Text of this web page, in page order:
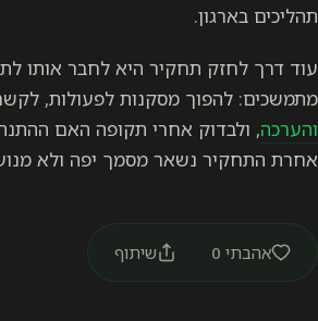
תהליכים בארגון.
עוד דרך לחזק תחקיר היא לחבר אותו
מתמשכים: להפוך מסקנות לפעולות,
והערכה, ולבדוק אחרי תקופה האם
אחרת התחקיר נשאר מסמך יפה ולא
אהבתי 0 שיתוף